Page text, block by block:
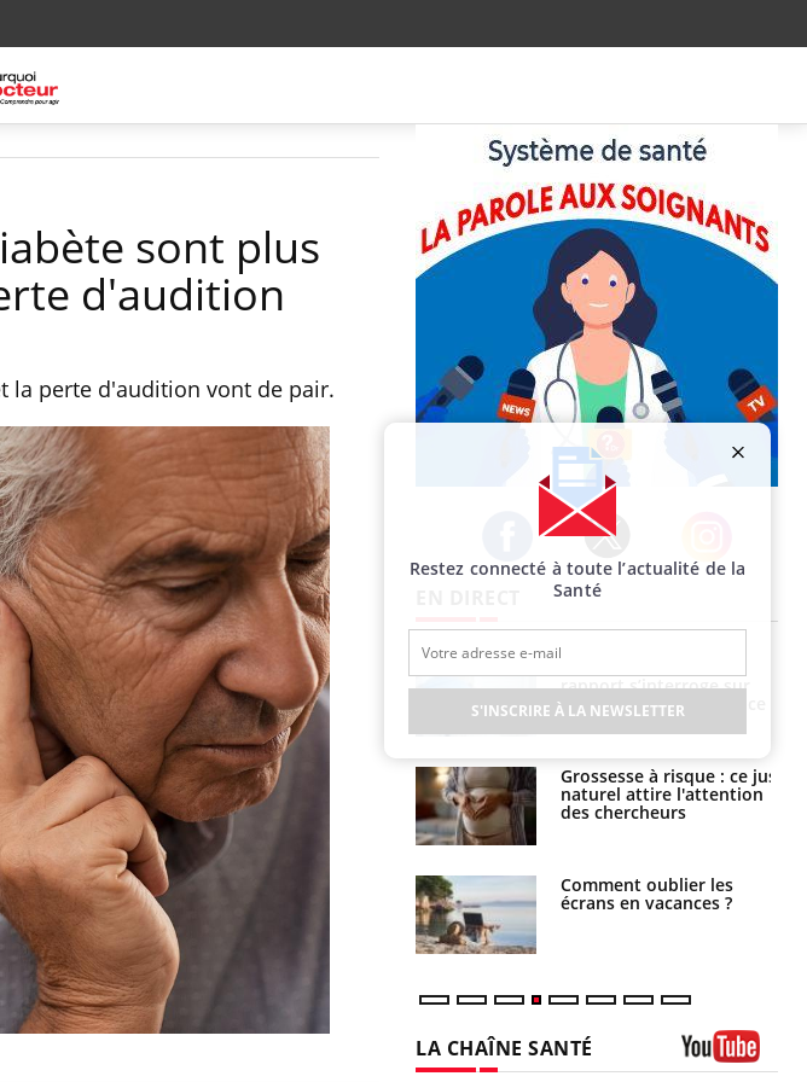
sont plus
d'audition
la perte d'audition vont de pair.
Facebook Twitter Instagram
!
:
Syndrome métabolique :
quels sont les meilleurs
exercices physiques ?
Comment éviter une otite
pendant les vacances ?
rapport s’interroge sur
son taux élevé en France
Grossesse à risque : ce jus
naturel attire l'attention
des chercheurs
Comment oublier les
écrans en vacances ?
LA CHAÎNE SANTÉ
Restez connecté à toute l’actualité de la
Santé
S'INSCRIRE À LA NEWSLETTER